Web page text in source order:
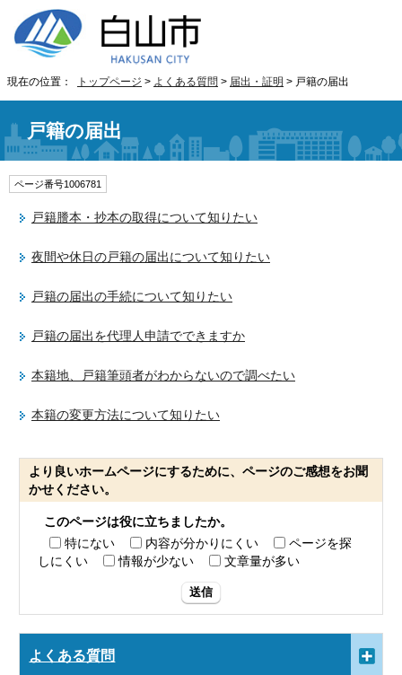
現在の位置： トップページ > よくある質問 > 届出・証明 > 戸籍の届出
戸籍の届出
ページ番号1006781
戸籍謄本・抄本の取得について知りたい
夜間や休日の戸籍の届出について知りたい
戸籍の届出の手続について知りたい
戸籍の届出を代理人申請でできますか
本籍地、戸籍筆頭者がわからないので調べたい
本籍の変更方法について知りたい
より良いホームページにするために、ページのご感想をお聞
かせください。
このページは役に立ちましたか。
特にない
内容が分かりにくい
ページを探
しにくい
情報が少ない 文章量が多い
送信
よくある質問